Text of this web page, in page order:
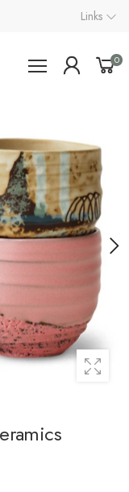
Links
0